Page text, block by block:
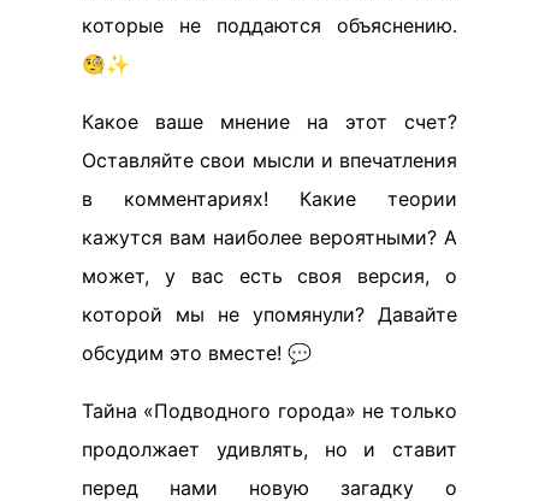
которые не поддаются объяснению.
🧐✨
Какое ваше мнение на этот счет?
Оставляйте свои мысли и впечатления
в комментариях! Какие теории
кажутся вам наиболее вероятными? А
может, у вас есть своя версия, о
которой мы не упомянули? Давайте
обсудим это вместе! 💬
Тайна «Подводного города» не только
продолжает удивлять, но и ставит
перед нами новую загадку о